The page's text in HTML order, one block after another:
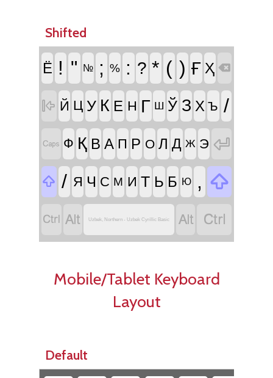
Shifted
Ё ! " № ; % : ? * ( ) Ғ Ҳ 
 Й Ц У К Е Н Г Ш Ў З Х Ъ /
 Ф Қ В А П Р О Л Д Ж Э 
 / Я Ч С М И Т Ь Б Ю , 
  Uzbek, Northern - Uzbek Cyrillic Basic  
Mobile/Tablet Keyboard
Layout
Default